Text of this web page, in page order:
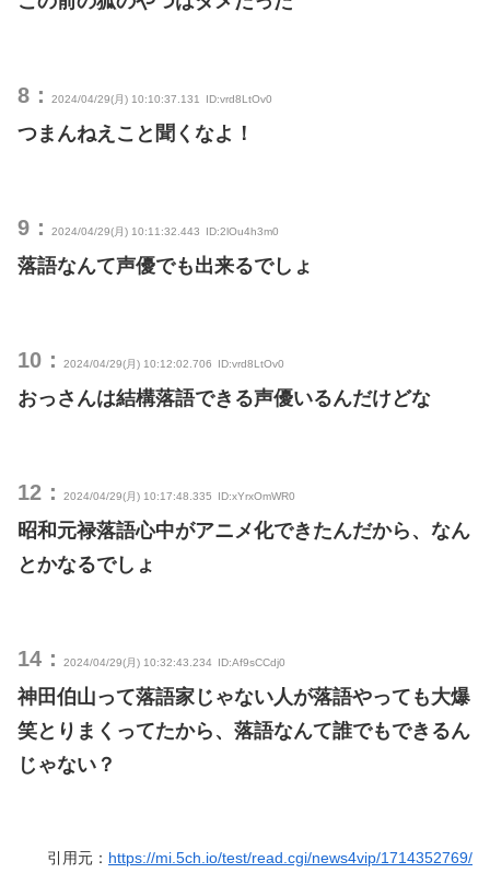
8： 2024/04/29(月) 10:10:37.131 ID:vrd8LtOv0
つまんねえこと聞くなよ！
9： 2024/04/29(月) 10:11:32.443 ID:2lOu4h3m0
落語なんて声優でも出来るでしょ
10： 2024/04/29(月) 10:12:02.706 ID:vrd8LtOv0
おっさんは結構落語できる声優いるんだけどな
12： 2024/04/29(月) 10:17:48.335 ID:xYrxOmWR0
昭和元禄落語心中がアニメ化できたんだから、なん
とかなるでしょ
14： 2024/04/29(月) 10:32:43.234 ID:Af9sCCdj0
神田伯山って落語家じゃない人が落語やっても大爆
笑とりまくってたから、落語なんて誰でもできるん
じゃない？
引用元： https://mi.5ch.io/test/read.cgi/news4vip/1714352769/